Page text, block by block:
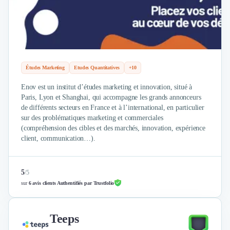
Publicité
Communication
Influence Marketing
Veille commerciale
Photographie
Études Marketing
Présentations PowerPoint
SMS Marketing
Email Marketing
Data Marketing
Assurance
Expertise Comptable
Subventions & Aides
Droit des Affaires
Études Marketing Etudes Quantitatives +10
Enov est un institut d’études marketing et innovation, situé à
Paris, Lyon et Shanghai, qui accompagne les grands annonceurs
de différents secteurs en France et à l’international, en particulier
sur des problématiques marketing et commerciales
(compréhension des cibles et des marchés, innovation, expérience
client, communication…).
5/5
sur6 avis clients Authentifiés par Trustfolio
Teeps